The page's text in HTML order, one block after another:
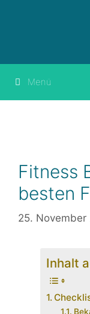
Menü
Fitness
besten
25. November
Inhalt